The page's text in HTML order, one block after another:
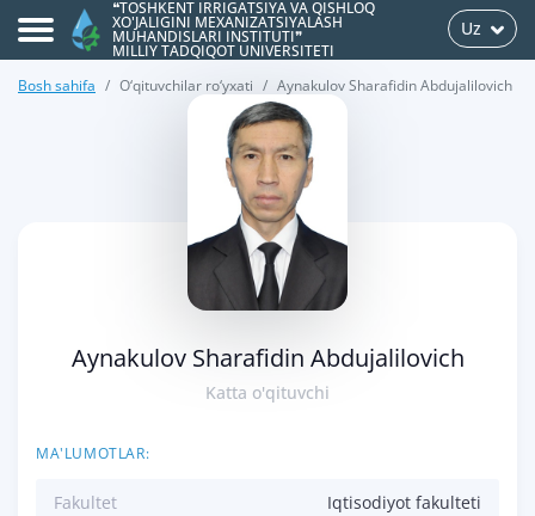
❝TOSHKENT IRRIGATSIYA VA QISHLOQ
XO'JALIGINI MEXANIZATSIYALASH
MUHANDISLARI INSTITUTI❞
MILLIY TADQIQOT UNIVERSITETI
Uz
Bosh sahifa O‘qituvchilar ro‘yxati Aynakulov Sharafidin Abdujalilovich
Aynakulov Sharafidin Abdujalilovich
Katta o'qituvchi
MA'LUMOTLAR:
Fakultet Iqtisodiyot fakulteti